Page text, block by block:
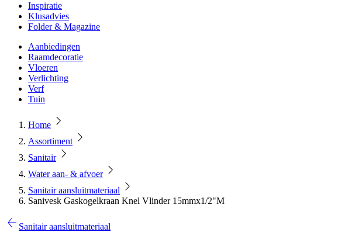
Inspiratie
Klusadvies
Folder & Magazine
Aanbiedingen
Raamdecoratie
Vloeren
Verlichting
Verf
Tuin
Home
Assortiment
Sanitair
Water aan- & afvoer
Sanitair aansluitmateriaal
Sanivesk Gaskogelkraan Knel Vlinder 15mmx1/2"M
Sanitair aansluitmateriaal